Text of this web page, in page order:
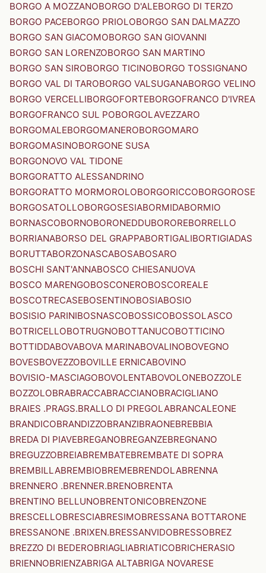
BORGO A MOZZANOBORGO D'ALEBORGO DI TERZO
BORGO PACEBORGO PRIOLOBORGO SAN DALMAZZO
BORGO SAN GIACOMOBORGO SAN GIOVANNI
BORGO SAN LORENZOBORGO SAN MARTINO
BORGO SAN SIROBORGO TICINOBORGO TOSSIGNANO
BORGO VAL DI TAROBORGO VALSUGANABORGO VELINO
BORGO VERCELLIBORGOFORTEBORGOFRANCO D'IVREA
BORGOFRANCO SUL POBORGOLAVEZZARO
BORGOMALEBORGOMANEROBORGOMARO
BORGOMASINOBORGONE SUSA
BORGONOVO VAL TIDONE
BORGORATTO ALESSANDRINO
BORGORATTO MORMOROLOBORGORICCOBORGOROSE
BORGOSATOLLOBORGOSESIABORMIDABORMIO
BORNASCOBORNOBORONEDDUBOROREBORRELLO
BORRIANABORSO DEL GRAPPABORTIGALIBORTIGIADAS
BORUTTABORZONASCABOSABOSARO
BOSCHI SANT'ANNABOSCO CHIESANUOVA
BOSCO MARENGOBOSCONEROBOSCOREALE
BOSCOTRECASEBOSENTINOBOSIABOSIO
BOSISIO PARINIBOSNASCOBOSSICOBOSSOLASCO
BOTRICELLOBOTRUGNOBOTTANUCOBOTTICINO
BOTTIDDABOVABOVA MARINABOVALINOBOVEGNO
BOVESBOVEZZOBOVILLE ERNICABOVINO
BOVISIO-MASCIAGOBOVOLENTABOVOLONEBOZZOLE
BOZZOLOBRABRACCABRACCIANOBRACIGLIANO
BRAIES .PRAGS.BRALLO DI PREGOLABRANCALEONE
BRANDICOBRANDIZZOBRANZIBRAONEBREBBIA
BREDA DI PIAVEBREGANOBREGANZEBREGNANO
BREGUZZOBREIABREMBATEBREMBATE DI SOPRA
BREMBILLABREMBIOBREMEBRENDOLABRENNA
BRENNERO .BRENNER.BRENOBRENTA
BRENTINO BELLUNOBRENTONICOBRENZONE
BRESCELLOBRESCIABRESIMOBRESSANA BOTTARONE
BRESSANONE .BRIXEN.BRESSANVIDOBRESSOBREZ
BREZZO DI BEDEROBRIAGLIABRIATICOBRICHERASIO
BRIENNOBRIENZABRIGA ALTABRIGA NOVARESE